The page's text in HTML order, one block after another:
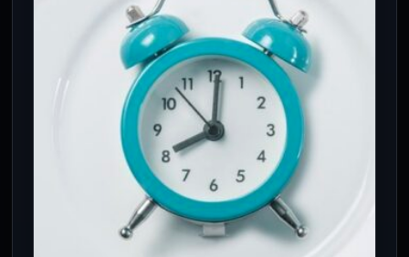
Seis concentraciones de jubilados, lluvias
de hasta 25 mm y cortes viales afectan el
tránsito y transporte en…